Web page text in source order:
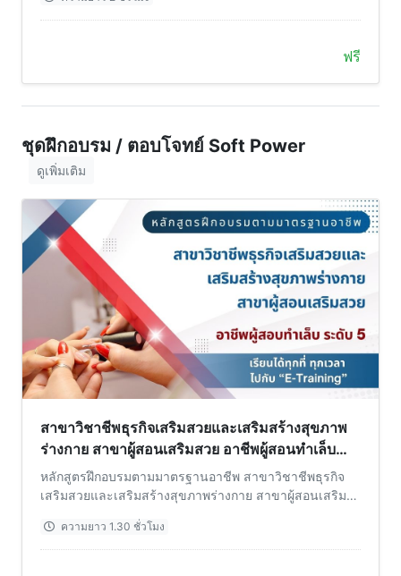
ฟรี
ชุดฝึกอบรม / ตอบโจทย์ Soft Power
ดูเพิ่มเติม
สาขาวิชาชีพธุรกิจเสริมสวยและเสริมสร้างสุขภาพ
ร่างกาย สาขาผู้สอนเสริมสวย อาชีพผู้สอนทำเล็บ
ระดับ 5
หลักสูตรฝึกอบรมตามมาตรฐานอาชีพ สาขาวิชาชีพธุรกิจ
เสริมสวยและเสริมสร้างสุขภาพร่างกาย สาขาผู้สอนเสริม
ความยาว 1.30 ชั่วโมง